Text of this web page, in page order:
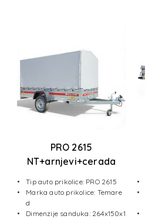
PRO 2615
NT+arnjevi+cerada
Tip auto prikolice: PRO 2615
Marka auto prikolice: Temare
d
Dimenzije sanduka: 264x150x1